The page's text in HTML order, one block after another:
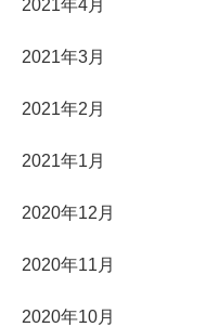
2021年4月
2021年3月
2021年2月
2021年1月
2020年12月
2020年11月
2020年10月